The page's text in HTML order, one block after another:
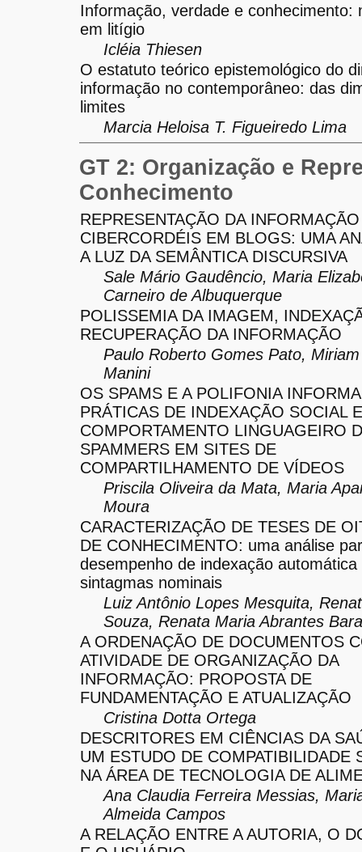
Informação, verdade e conhecimento:
em litígio
Icléia Thiesen
O estatuto teórico epistemológico do
informação no contemporâneo: das
limites
Marcia Heloisa T. Figueiredo Lima
GT 2: Organização e
Conhecimento
REPRESENTAÇÃO DA
CIBERCORDÉIS EM BLOGS: UMA
A LUZ DA SEMÂNTICA DISCURSIVA
Sale Mário Gaudêncio, Maria
Carneiro de Albuquerque
POLISSEMIA DA IMAGEM,
RECUPERAÇÃO DA INFORMAÇÃO
Paulo Roberto Gomes Pato,
Manini
OS SPAMS E A POLIFONIA
PRÁTICAS DE INDEXAÇÃO SOCIAL
COMPORTAMENTO LINGUAGEIRO
SPAMMERS EM SITES DE
COMPARTILHAMENTO DE VÍDEOS
Priscila Oliveira da Mata, Maria
Moura
CARACTERIZAÇÃO DE TESES DE
DE CONHECIMENTO: uma análise
desempenho de indexação
sintagmas nominais
Luiz Antônio Lopes Mesquita,
Souza, Renata Maria Abrantes
A ORDENAÇÃO DE DOCUMENTOS
ATIVIDADE DE ORGANIZAÇÃO DA
INFORMAÇÃO: PROPOSTA DE
FUNDAMENTAÇÃO E ATUALIZAÇÃO
Cristina Dotta Ortega
DESCRITORES EM CIÊNCIAS DA
UM ESTUDO DE COMPATIBILIDADE
NA ÁREA DE TECNOLOGIA DE
Ana Claudia Ferreira Messias,
Almeida Campos
A RELAÇÃO ENTRE A AUTORIA, O